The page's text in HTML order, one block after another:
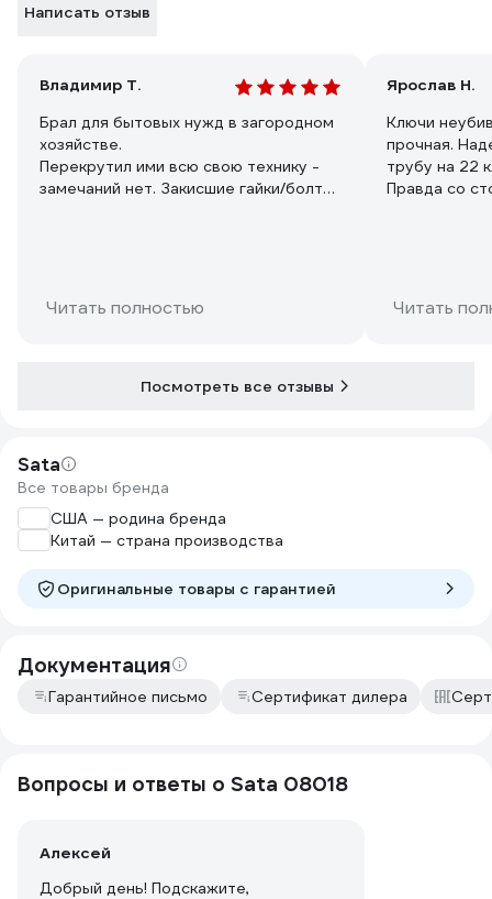
Написать отзыв
Владимир Т.
Брал для бытовых нужд в загородном
хозяйстве.
Перекрутил ими всю свою технику -
замечаний нет. Закисшие гайки/болты
Читать полностью
Ярослав Н.
Ключи неубиваемые!
прочная.
трубу на 22
Правда со
Читать
Посмотреть все отзывы
Sata
Все товары бренда
США — родина бренда
Китай — страна производства
Оригинальные товары c гарантией
Документация
Гарантийное письмо Сертификат дилера
Вопросы и ответы о Sata 08018
Алексей
Добрый день! Подскажите,